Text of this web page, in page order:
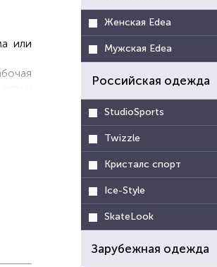
или
у
-
Женская Edea
Мужская Edea
Российская одежда
StudioSports
Twizzle
Кристалс спорт
Ice-Style
SkateLook
Зарубежная одежда